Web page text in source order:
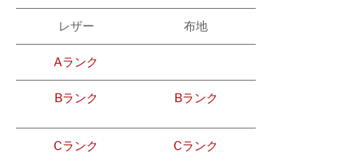
レザー 布地
Aランク
Bランク Bランク
Cランク Cランク